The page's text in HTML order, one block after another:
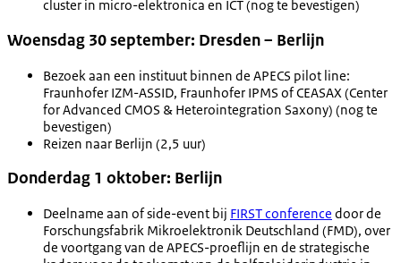
cluster in micro-elektronica en ICT (nog te bevestigen)
Woensdag 30 september: Dresden – Berlijn
Bezoek aan een instituut binnen de APECS pilot line:
Fraunhofer IZM-ASSID, Fraunhofer IPMS of CEASAX (Center
for Advanced CMOS & Heterointegration Saxony) (nog te
bevestigen)
Reizen naar Berlijn (2,5 uur)
Donderdag 1 oktober: Berlijn
Deelname aan of side-event bij FIRST conference door de
Forschungsfabrik Mikroelektronik Deutschland (FMD), over
de voortgang van de APECS-proeflijn en de strategische